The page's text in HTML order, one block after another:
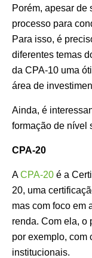
Porém, apesar de
processo para
Para isso, é
diferentes temas
da CPA-10 uma
área de
Ainda, é
formação de nível
CPA-20
ACPA-20 é a
20, uma
mas com foco em
renda. Com ela, o
por exemplo, com
institucionais.